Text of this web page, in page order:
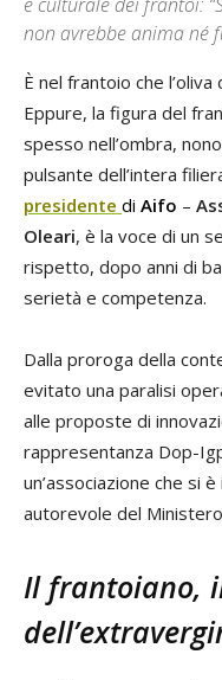
non avrebbe anima né
È nel frantoio che
Eppure, la figura del
spesso nell’ombra,
pulsante dell’intera
presidente di Aifo –
Oleari, è la voce di un
rispetto, dopo anni di
serietà e competenza.
Dalla proroga della
evitato una paralisi
alle proposte di
rappresentanza Dop-
un’associazione che si
autorevole del
Il frantoiano,